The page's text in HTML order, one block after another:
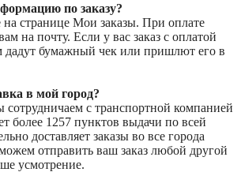
по заказу?
странице Мои заказы. При оплате
на почту. Если у вас заказ с оплатой
дадут бумажный чек или пришлют его в
в мой город?
сотрудничаем с транспортной компанией
более 1257 пунктов выдачи по всей
доставляет заказы во все города
отправить ваш заказ любой другой
усмотрение.